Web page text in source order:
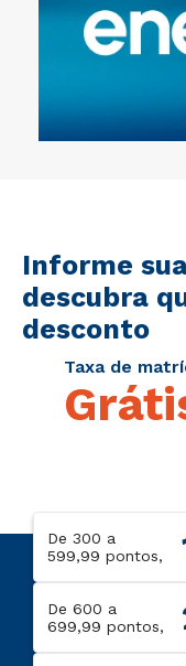
Informe
descubra
desconto
Taxa de
De 300 a
599,99 pontos,
De 600 a
699,99 pontos,